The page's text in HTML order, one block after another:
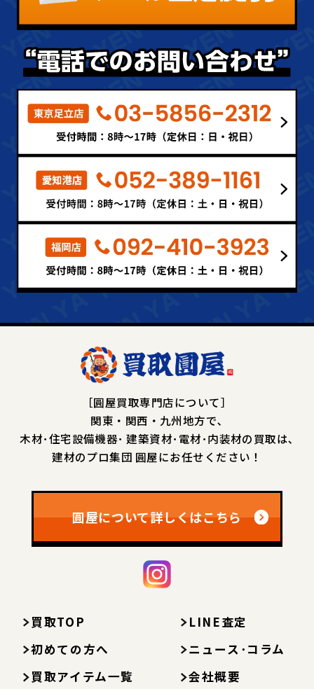
［圓屋買取専門店について］
関東・関西・九州地方で､
木材･住宅設備機器･ 建築資材･電材･内装材の買取は､
建材のプロ集団 圓屋にお任せください！
圓屋について詳しくはこちら
買取TOP
初めての方へ
買取アイテム一覧
LINE査定
ニュース･コラム
会社概要